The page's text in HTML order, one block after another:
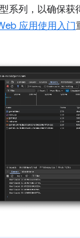
系列，以确保获
应用使用入门